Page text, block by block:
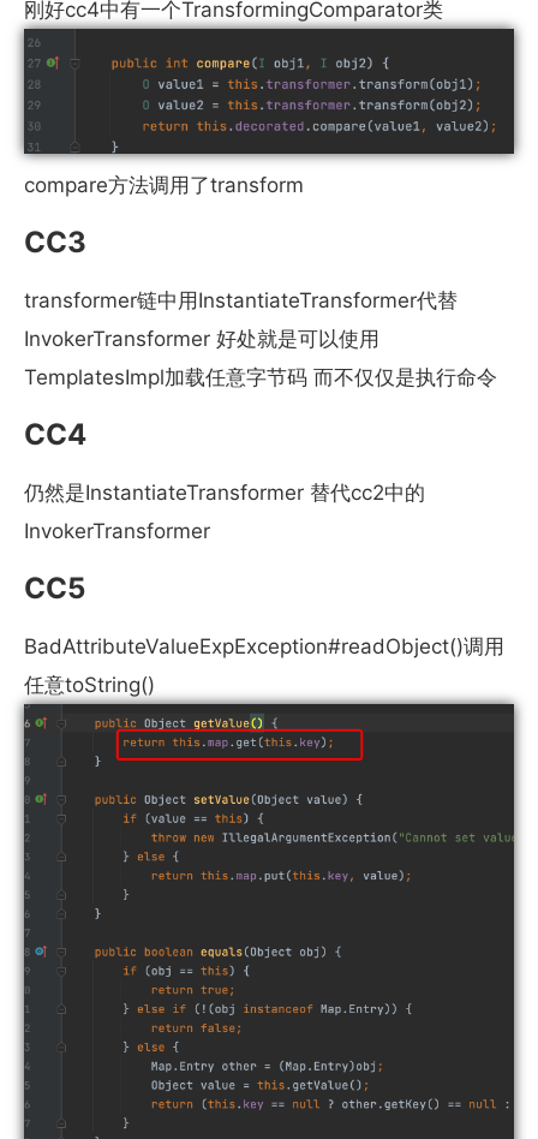
刚好cc4中有一个TransformingComparator类
compare方法调用了transform
CC3
transformer链中用InstantiateTransformer代替
InvokerTransformer 好处就是可以使用
TemplatesImpl加载任意字节码 而不仅仅是执行命令
CC4
仍然是InstantiateTransformer 替代cc2中的
InvokerTransformer
CC5
BadAttributeValueExpException#readObject()调用
任意toString()